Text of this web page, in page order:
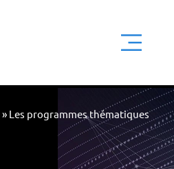
» Les programmes thématiques